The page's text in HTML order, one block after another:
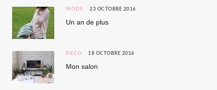
MODE 23 OCTOBRE 2016
Un an de plus
DÉCO 18 OCTOBRE 2016
Mon salon